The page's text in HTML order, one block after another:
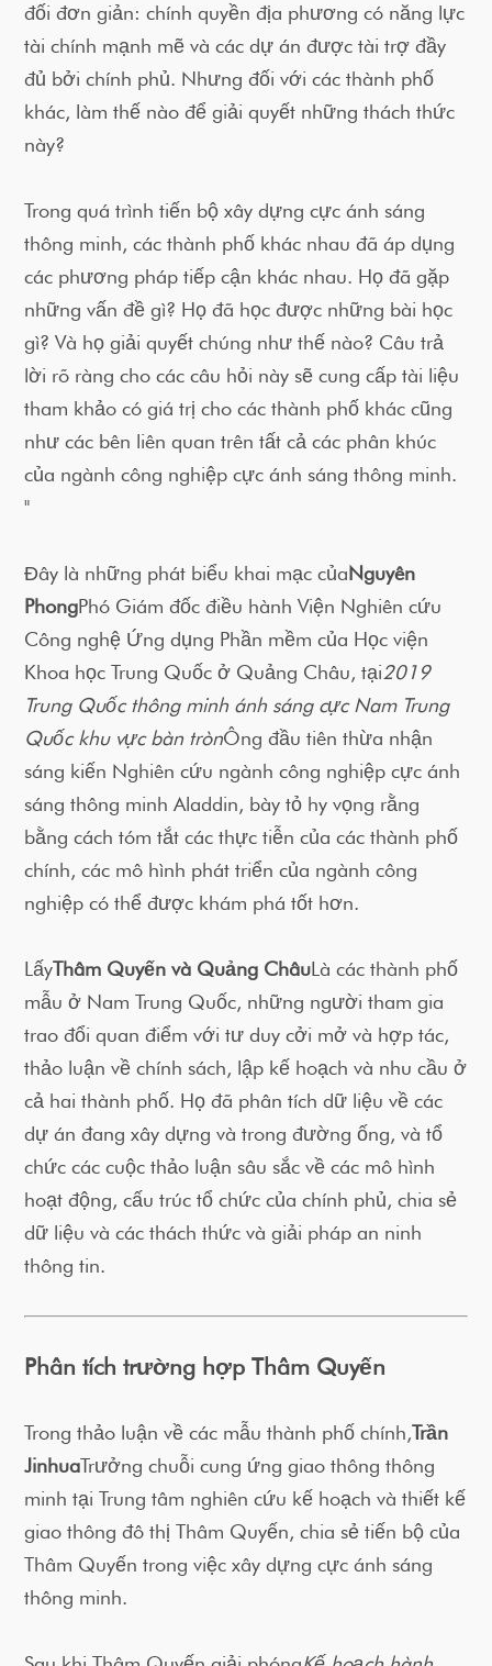
đối đơn giản: chính quyền địa phương có năng lực
tài chính mạnh mẽ và các dự án được tài trợ đầy
đủ bởi chính phủ. Nhưng đối với các thành phố
khác, làm thế nào để giải quyết những thách thức
này?
Trong quá trình tiến bộ xây dựng cực ánh sáng
thông minh, các thành phố khác nhau đã áp dụng
các phương pháp tiếp cận khác nhau. Họ đã gặp
những vấn đề gì? Họ đã học được những bài học
gì? Và họ giải quyết chúng như thế nào? Câu trả
lời rõ ràng cho các câu hỏi này sẽ cung cấp tài liệu
tham khảo có giá trị cho các thành phố khác cũng
như các bên liên quan trên tất cả các phân khúc
của ngành công nghiệp cực ánh sáng thông minh.
"
Đây là những phát biểu khai mạc củaNguyên
PhongPhó Giám đốc điều hành Viện Nghiên cứu
Công nghệ Ứng dụng Phần mềm của Học viện
Khoa học Trung Quốc ở Quảng Châu, tại2019
Trung Quốc thông minh ánh sáng cực Nam Trung
Quốc khu vực bàn trònÔng đầu tiên thừa nhận
sáng kiến Nghiên cứu ngành công nghiệp cực ánh
sáng thông minh Aladdin, bày tỏ hy vọng rằng
bằng cách tóm tắt các thực tiễn của các thành phố
chính, các mô hình phát triển của ngành công
nghiệp có thể được khám phá tốt hơn.
LấyThâm Quyến và Quảng ChâuLà các thành phố
mẫu ở Nam Trung Quốc, những người tham gia
trao đổi quan điểm với tư duy cởi mở và hợp tác,
thảo luận về chính sách, lập kế hoạch và nhu cầu ở
cả hai thành phố. Họ đã phân tích dữ liệu về các
dự án đang xây dựng và trong đường ống, và tổ
chức các cuộc thảo luận sâu sắc về các mô hình
hoạt động, cấu trúc tổ chức của chính phủ, chia sẻ
dữ liệu và các thách thức và giải pháp an ninh
thông tin.
Phân tích trường hợp Thâm Quyến
Trong thảo luận về các mẫu thành phố chính,Trần
JinhuaTrưởng chuỗi cung ứng giao thông thông
minh tại Trung tâm nghiên cứu kế hoạch và thiết kế
giao thông đô thị Thâm Quyến, chia sẻ tiến bộ của
Thâm Quyến trong việc xây dựng cực ánh sáng
thông minh.